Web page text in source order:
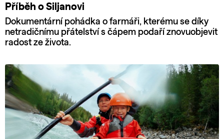
Příběh o Siljanovi
Dokumentární pohádka o farmáři, kterému se díky
netradičnímu přátelství s čápem podaří znovuobjevit
radost ze života.